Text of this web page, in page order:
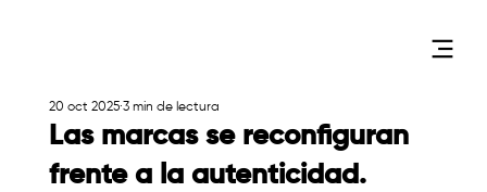
Las marcas se reconfiguran
frente a la autenticidad.
20 oct 2025 3 min de lectura